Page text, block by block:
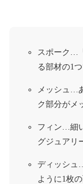
スポーク…
る部材の1
メッシュ…
ク部分がメ
フィン…細
グジュアリ
ディッシュ
ように1枚